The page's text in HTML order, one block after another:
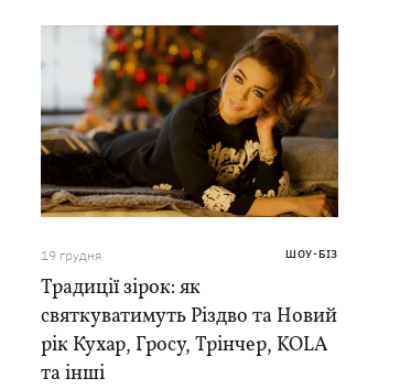
19 грудня ШОУ-БІЗ
Традиції зірок: як
святкуватимуть Різдво та Новий
рік Кухар, Гросу, Трінчер, KOLA
та інші